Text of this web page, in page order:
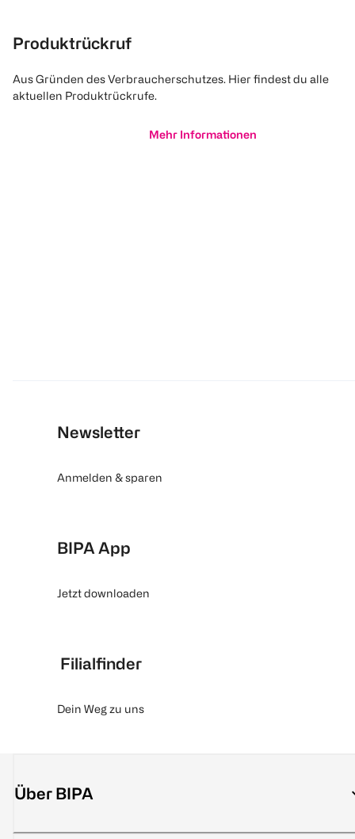
Produktrückruf
Aus Gründen des Verbraucherschutzes. Hier findest du alle
aktuellen Produktrückrufe.
Mehr Informationen
Newsletter
Anmelden & sparen
BIPA App
Jetzt downloaden
Filialfinder
Dein Weg zu uns
Über BIPA